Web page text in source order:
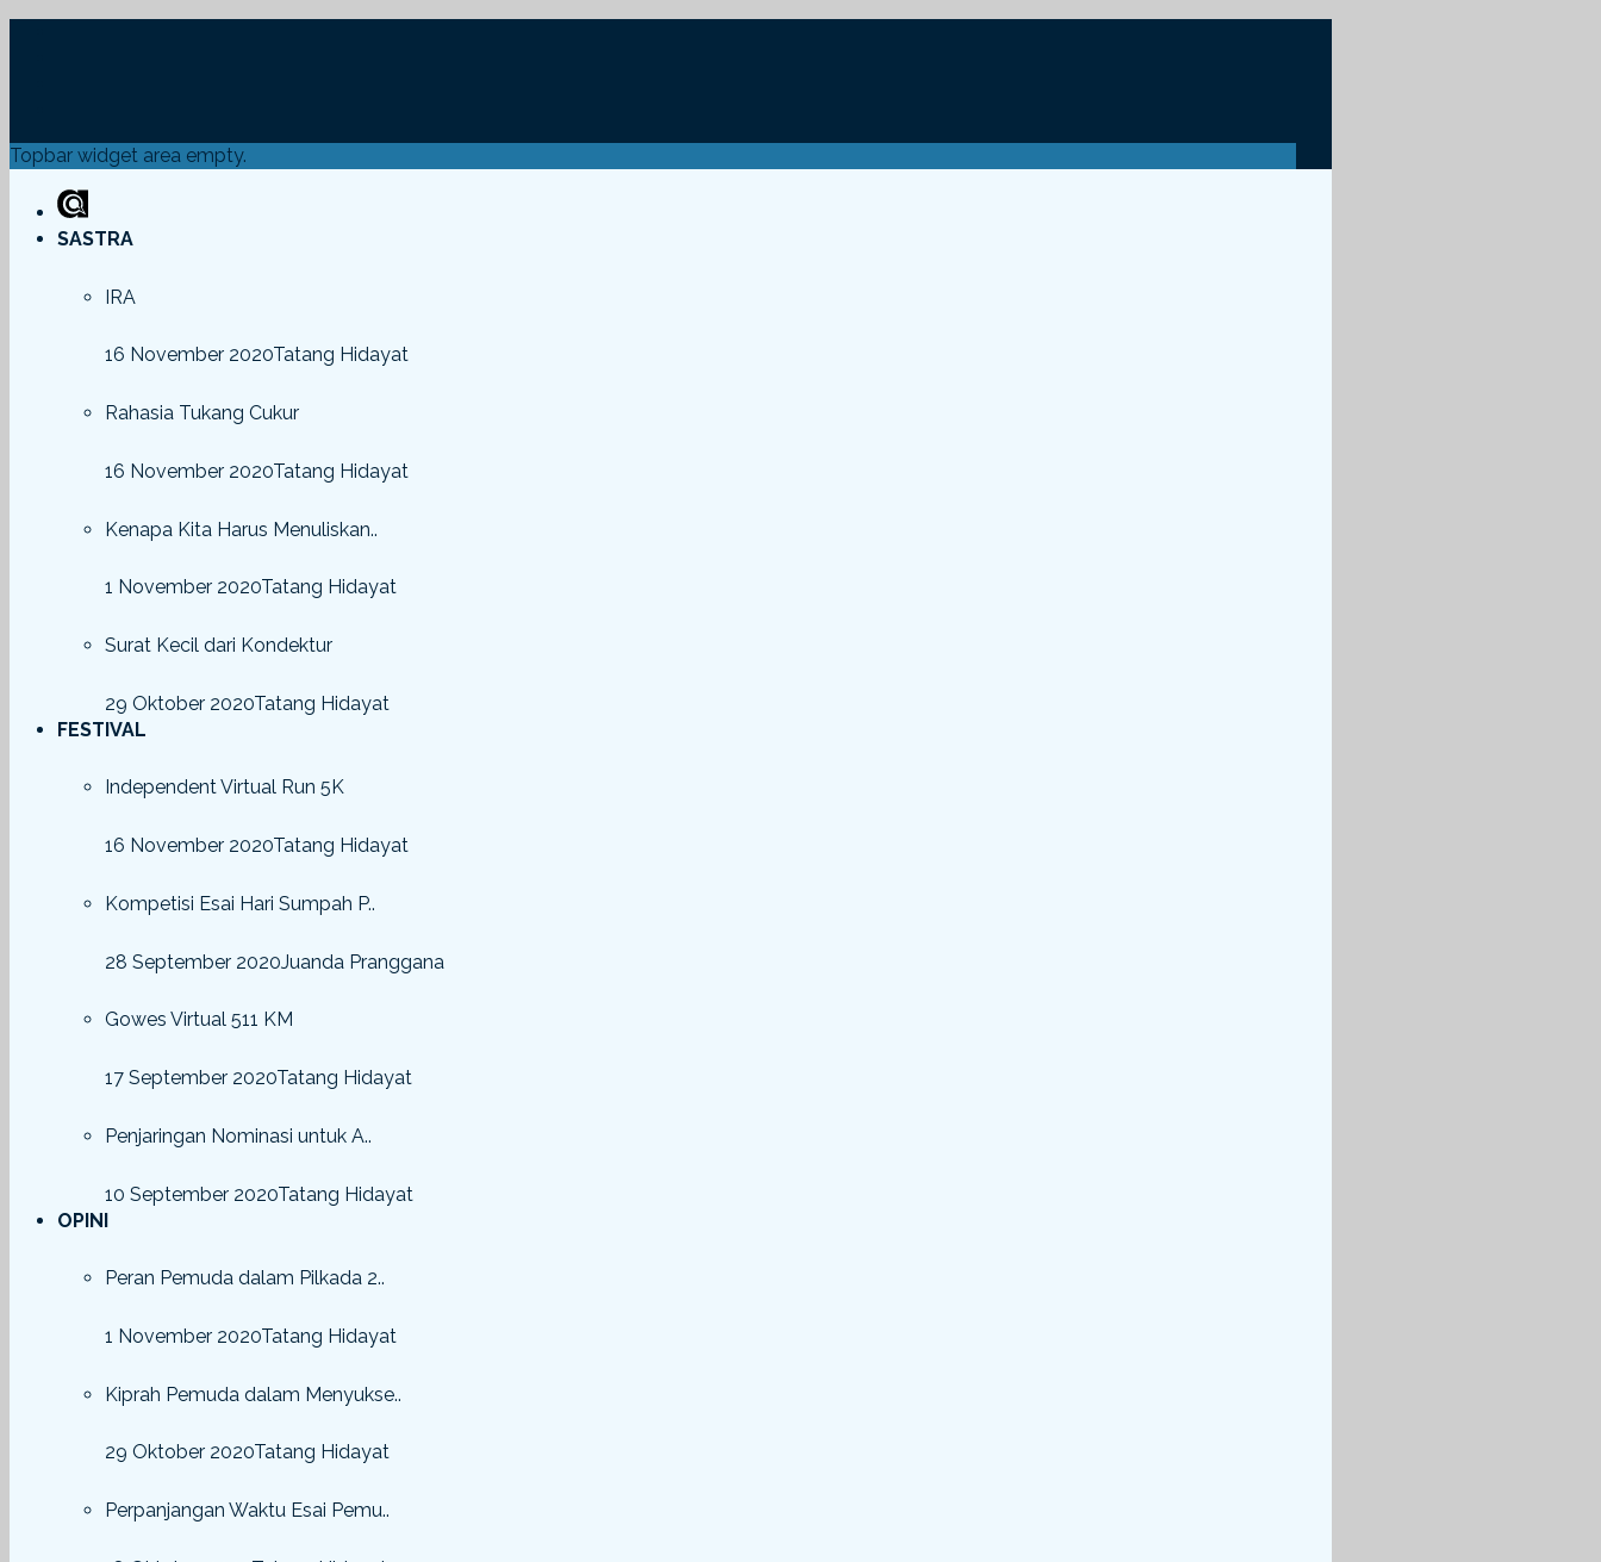
Topbar widget area empty.
SASTRA
IRA
16 November 2020Tatang Hidayat
Rahasia Tukang Cukur
16 November 2020Tatang Hidayat
Kenapa Kita Harus Menuliskan..
1 November 2020Tatang Hidayat
Surat Kecil dari Kondektur
29 Oktober 2020Tatang Hidayat
FESTIVAL
Independent Virtual Run 5K
16 November 2020Tatang Hidayat
Kompetisi Esai Hari Sumpah P..
28 September 2020Juanda Pranggana
Gowes Virtual 511 KM
17 September 2020Tatang Hidayat
Penjaringan Nominasi untuk A..
10 September 2020Tatang Hidayat
OPINI
Peran Pemuda dalam Pilkada 2..
1 November 2020Tatang Hidayat
Kiprah Pemuda dalam Menyukse..
29 Oktober 2020Tatang Hidayat
Perpanjangan Waktu Esai Pemu..